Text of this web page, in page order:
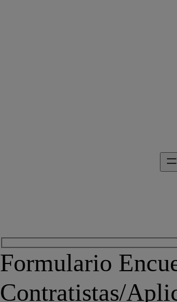
Formulario
Contratistas/